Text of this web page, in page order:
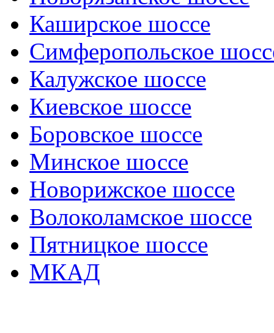
Каширское шоссе
Симферопольское
Калужское шоссе
Киевское шоссе
Боровское шоссе
Минское шоссе
Новорижское шоссе
Волоколамское шоссе
Пятницкое шоссе
МКАД